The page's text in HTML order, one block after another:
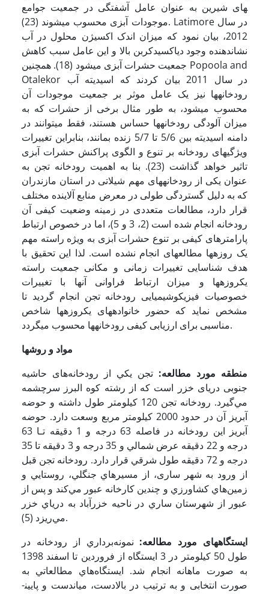
های شیرین به عنوان عامل آشفتگی در جمعیت جوامع
موجودات آبزی محسوب می­شوند (23). Latimore در سال
2012، بیان نمود که میزان اندک اکسیژن محلول در آب
نشان­دهنده وجود دی­اکسیدکربن بالا و این عامل سبب کاهش
جمعیت حشرات آبزی می­شود (18). همچنین Popoola and
Otalekor در سال 2011 بیان کردند که اسیدیته آب
رودخانه­ها نیز یک عامل موثر بر جمعیت موجودات آن
محسوب می­شود، به طور مثال برخی از حشرات که به
میزان آلودگی رودخانه­ها حساس هستند، فقط می­توانند در
دامنه اسیدیته بین 5/6 تا 5/7 زنده بمانند، بنابراین تغییرات
ویژگی­های رودخانه بر تنوع و الگوی پراکنش حشرات آبزی
تاثیر خواهد گذاشت (23). بنا به اهمیت رودخانه تجن به
عنوان یکی از رودخانه­های مهم شیلاتی در استان مازندران
که به دلیل گستردگی طولی در معرض منابع آلاینده مختلف
قرار دارد، مطالعات متعددی در زمینه وضعیت کیفی آن
رودخانه انجام شده است (2، 3 و 5)، اما در خصوص ارتباط
پارامترهای کیفی بر تنوع حشرات آبزی به ویژه راسته مهم
یک روزه­ها مطالعه­ای انجام نشده است. لذا این تحقیق با
هدف شناسایی تغییرات زمانی و مکانی جمعیت راسته
یکروزه­ها و میزان ارتباط فراوانی آنها با تغییرات
خصوصیات فیزیکوشیمیایی رودخانه تجن انجام گردید تا
مشخص نماید که حضور خانواده­های یک­روزه­ها شاخص
مناسبی برای ارزیابی کیفی رودخانه­ها محسوب می­گردد. ­
مواد و روشها
منطقه مورد مطالعه: ﺗﺠﻦ ﻳﻜﻲ ﺍﺯ ﺭﻭﺩﺧﺎﻧﻪﻫﺎی حاشیه
جنوبی دریای خزر است که ﺍﺯ ﺭﺷﺘﻪ ﻛﻮﻩ ﺍﻟﺒﺮﺯ ﺳﺮﭼﺸﻤﻪ
ﻣﻲﮔﻴﺮﺩ. رودخانه ﺗﺠﻦ 120 ﻛﻴﻠﻮﻣﺘﺮ ﻃﻮﻝ ﺩﺍﺷﺘﻪ ﻭ ﺣﻮﺿﻪ
ﺁﺑﺮﻳﺰ ﺁﻥ ﺩﺭ ﺣﺪﻭﺩ 2000 ﻛﻴﻠﻮﻣﺘﺮ ﻣﺮﺑﻊ ﻭﺳﻌﺖ ﺩﺍﺭﺩ. ﺣﻮضه
ﺁﺑﺮﻳﺰ این رودخانه ﺩﺭ ﻓﺎﺻﻠﻪ 63 ﺩﺭﺟﻪ و 1 دقیقه ﺗـﺎ 63
ﺩﺭﺟﻪ ﻭ 22 ﺩﻗﻴﻘﻪ ﻋﺮﺽ ﺷﻤﺎﻟﻲ ﻭ 35 ﺩﺭﺟﻪ ﻭ 3 ﺩﻗﻴﻘﻪ ﺗﺎ 35
ﺩﺭﺟﻪ ﻭ 72 ﺩﻗﻴﻘﻪ ﻃﻮﻝ ﺷﺮﻗﻲ ﻗﺮﺍﺭ ﺩﺍﺭﺩ. ﺭﻭﺩﺧﺎﻧﻪ ﺗﺠﻦ قبل
ﺍﺯ ﻭﺭﻭﺩ ﺑﻪ ﺷﻬﺮ ساری، ﺍﺯ ﻣﺴﻴﺮﻫﺎﻱ ﺟﻨﮕﻠﻲ، ﺭﻭﺳﺘﺎﻳﻲ ﻭ
ﺯﻣﻴﻦﻫﺎﻱ ﻛﺸﺎﻭﺭﺯﻱ ﻭ ﭼﻨﺪﻳﻦ ﻛﺎﺭﺧﺎﻧﻪ ﻋﺒﻮﺭ ﻣﻲﻛﻨﺪ و پس از
عبور از ﺷﻬﺮﺳﺘﺎﻥ ﺳﺎﺭﻱ ﺩﺭ ﻧﺎﺣﻴﻪ ﺧﺰﺭﺁﺑﺎﺩ ﺑﻪ ﺩﺭﻳﺎﻱ ﺧﺰﺭ
ﻣﻲ­ﺭﻳﺰﺩ (5).
ایستگاه­های مورد مطالعه: ﻧﻤﻮﻧﻪ­ﺑﺮﺩﺍﺭﻱ از رودخانه ﺩﺭ
ﻃﻮﻝ 50 ﻛﻴﻠﻮﻣﺘﺮ ﺩﺭ 3 ﺍﻳﺴﺘﮕﺎﻩ ﺍﺯ فروردین ﺗﺎ اسفند 1398
به صورت ماهانه ﺍﻧﺠﺎﻡ ﺷﺪ. ﺍﻳﺴﺘﮕﺎﻩ­ﻫﺎﻱ ﻣﻄﺎﻟﻌﺎﺗﻲ به
صورت انتخابی و به ترتیب در بالادست، میان­دست و پایین­